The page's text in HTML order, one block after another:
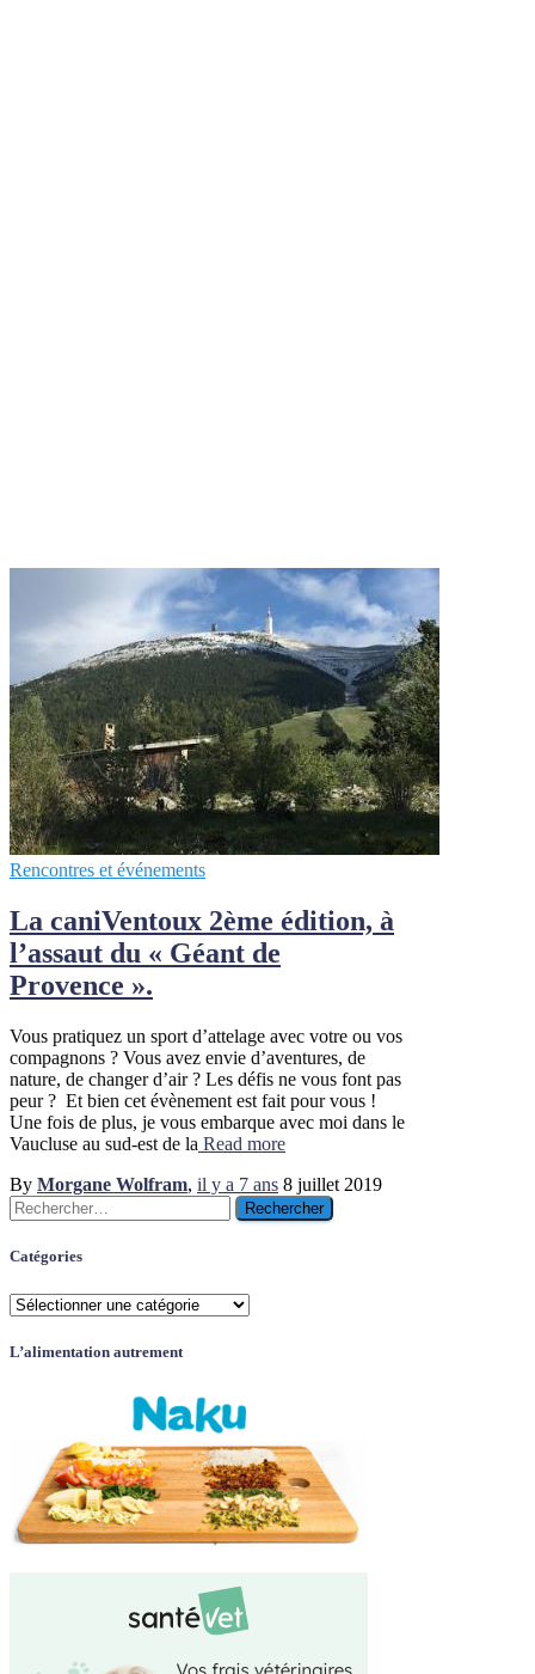
Rencontres et événements
La caniVentoux 2ème édition, à
l’assaut du « Géant de
Provence ».
Vous pratiquez un sport d’attelage avec votre ou vos
compagnons ? Vous avez envie d’aventures, de
nature, de changer d’air ? Les défis ne vous font pas
peur ? Et bien cet évènement est fait pour vous !
Une fois de plus, je vous embarque avec moi dans le
Vaucluse au sud-est de la Read more
By Morgane Wolfram, il y a 7 ans 8 juillet 2019
Rechercher :
Catégories
Catégories
L’alimentation autrement